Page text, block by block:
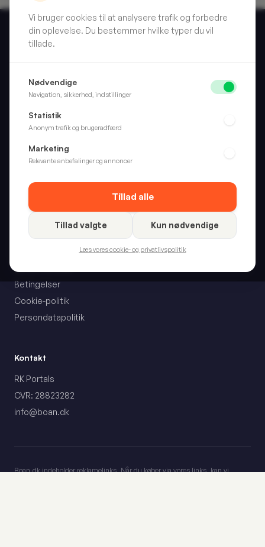
Vi bruger cookies til at analysere trafik og forbedre
din oplevelse. Du bestemmer hvilke typer du vil
tillade.
Nødvendige
Navigation, sikkerhed, indstillinger
Statistik
Anonym trafik og brugeradfærd
Marketing
Relevante anbefalinger og annoncer
Tillad alle
Tillad valgte Kun nødvendige
Læs vores cookie- og privatlivspolitik
Skarpt valg. Hver gang. Vi anmelder forbrugerprodukter, så
du slipper for at gætte.
Hjem
Fritid
Alle kategorier
Betingelser
Cookie-politik
Persondatapolitik
Kontakt
RK Portals
CVR: 28823282
info@boan.dk
Boan.dk indeholder reklamelinks. Når du køber via vores links, kan vi